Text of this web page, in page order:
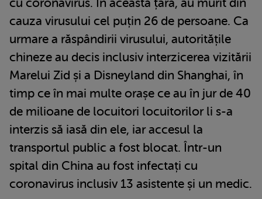
cu coronavirus. În această țară, au murit din
cauza virusului cel puțin 26 de persoane. Ca
urmare a răspândirii virusului, autoritățile
chineze au decis inclusiv interzicerea vizitării
Marelui Zid și a Disneyland din Shanghai, în
timp ce în mai multe orașe ce au în jur de 40
de milioane de locuitori locuitorilor li s-a
interzis să iasă din ele, iar accesul la
transportul public a fost blocat. Într-un
spital din China au fost infectați cu
coronavirus inclusiv 13 asistente și un medic.